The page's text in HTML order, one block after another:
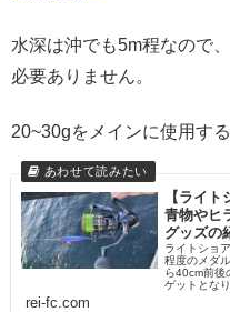
水深は沖でも5m程なので
必要ありません。
20~30gをメインに使用す
【ライ
青物やヒ
グッズの
ライトショ
程度のメダ
ら40cm前後
ゲットとな
rei-fc.com